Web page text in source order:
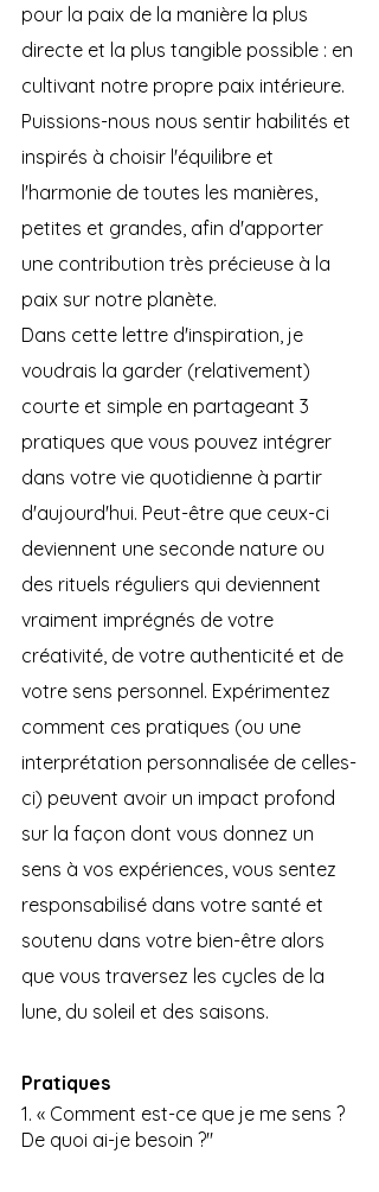
pour la paix de la manière la plus
directe et la plus tangible possible : en
cultivant notre propre paix intérieure.
Puissions-nous nous sentir habilités et
inspirés à choisir l'équilibre et
l'harmonie de toutes les manières,
petites et grandes, afin d'apporter
une contribution très précieuse à la
paix sur notre planète.
Dans cette lettre d'inspiration, je
voudrais la garder (relativement)
courte et simple en partageant 3
pratiques que vous pouvez intégrer
dans votre vie quotidienne à partir
d'aujourd'hui. Peut-être que ceux-ci
deviennent une seconde nature ou
des rituels réguliers qui deviennent
vraiment imprégnés de votre
créativité, de votre authenticité et de
votre sens personnel. Expérimentez
comment ces pratiques (ou une
interprétation personnalisée de celles-
ci) peuvent avoir un impact profond
sur la façon dont vous donnez un
sens à vos expériences, vous sentez
responsabilisé dans votre santé et
soutenu dans votre bien-être alors
que vous traversez les cycles de la
lune, du soleil et des saisons.
Pratiques
1. « Comment est-ce que je me sens ?
De quoi ai-je besoin ?"